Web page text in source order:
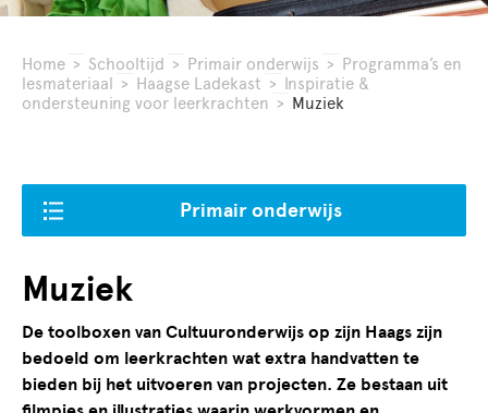
Home > Schooltijd > Primair onderwijs > Programma’s en
lesmateriaal > Haagse Ladekast > Inspiratie &
ondersteuning voor leerkrachten > Muziek
Primair onderwijs
Muziek
De toolboxen van Cultuuronderwijs op zijn Haags zijn
bedoeld om leerkrachten wat extra handvatten te
bieden bij het uitvoeren van projecten. Ze bestaan uit